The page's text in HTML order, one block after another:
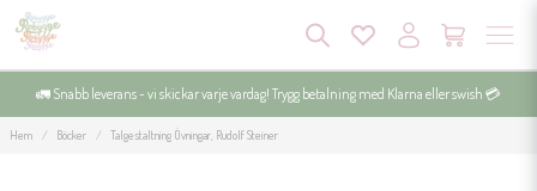
🚛 Snabb leverans - vi skickar varje vardag! Trygg betalning med Klarna eller swish 💳
Hem Böcker Talgestaltning Övningar, Rudolf Steiner